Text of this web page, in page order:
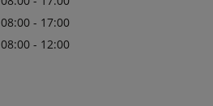
08:00 - 17:00
08:00 - 12:00